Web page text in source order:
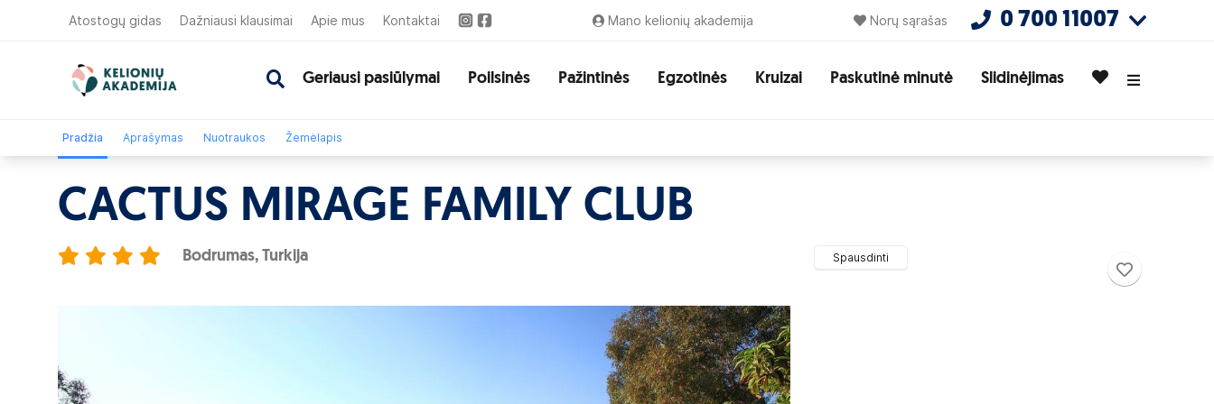
Atostogų gidas Dažniausi klausimai Apie mus Kontaktai Mano kelionių akademija Norų sąrašas 0 700 11007
Geriausi pasiūlymai Poilsinės Pažintinės Egzotinės Kruizai Paskutinė minutė Slidinėjimas
Pradžia Aprašymas Nuotraukos Žemėlapis
CACTUS MIRAGE FAMILY CLUB
Spausdinti
Bodrumas, Turkija